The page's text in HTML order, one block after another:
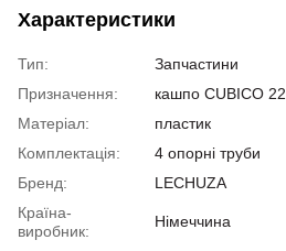
Характеристики
Тип:
Запчастини
Призначення:
кашпо CUBICO 22
Матеріал:
пластик
Комплектація:
4 опорні труби
Бренд:
LECHUZA
Країна-
виробник:
Німеччина